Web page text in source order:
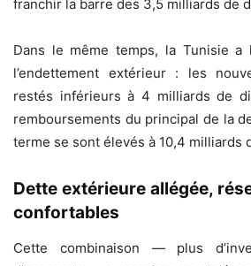
franchir la barre des 3,5 milliards de
Dans le même temps, la Tunisie
l’endettement extérieur : les
restés inférieurs à 4 milliards de
remboursements du principal de la
terme se sont élevés à 10,4 milliards
Dette extérieure allégée,
confortables
Cette combinaison — plus